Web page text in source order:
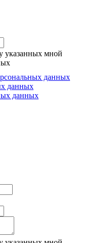
указанных мной
данных
данных
данных